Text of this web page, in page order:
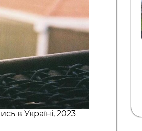
в Україні, 2023